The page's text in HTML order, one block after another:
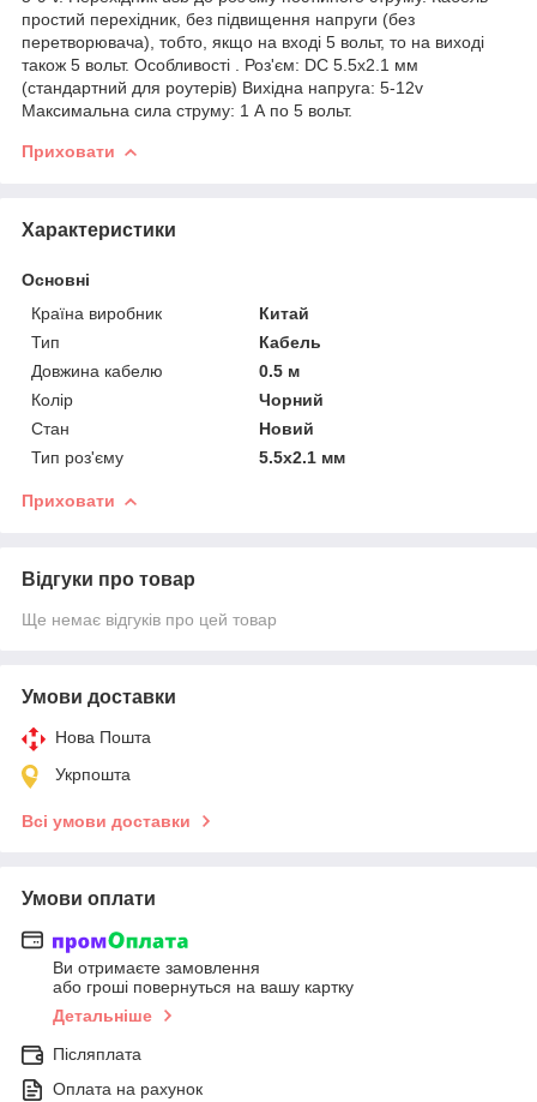
простий перехідник, без підвищення напруги (без
перетворювача), тобто, якщо на вході 5 вольт, то на виході
також 5 вольт. Особливості . Роз'єм: DC 5.5x2.1 мм
(стандартний для роутерів) Вихідна напруга: 5-12v
Максимальна сила струму: 1 А по 5 вольт.
Приховати
Характеристики
Основні
Країна виробник
Китай
Тип
Кабель
Довжина кабелю
0.5 м
Колір
Чорний
Стан
Новий
Тип роз'єму
5.5x2.1 мм
Приховати
Відгуки про товар
Ще немає відгуків про цей товар
Умови доставки
Нова Пошта
Укрпошта
Всі умови доставки
Умови оплати
Ви отримаєте замовлення
або гроші повернуться на вашу картку
Детальніше
Післяплата
Оплата на рахунок